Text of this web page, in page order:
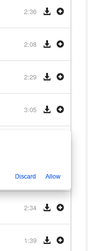
2:36
2:08
2:29
3:05
2:19
2:34
1:39
Discard Allow